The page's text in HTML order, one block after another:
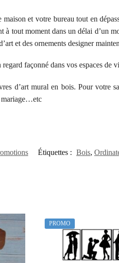
et votre bureau tout en
tout moment dans un délai d’un
et des ornements designer
façonné dans vos espaces de
d’art mural en bois. Pour votre
mariage…etc
Étiquettes : Bois,
PROMO